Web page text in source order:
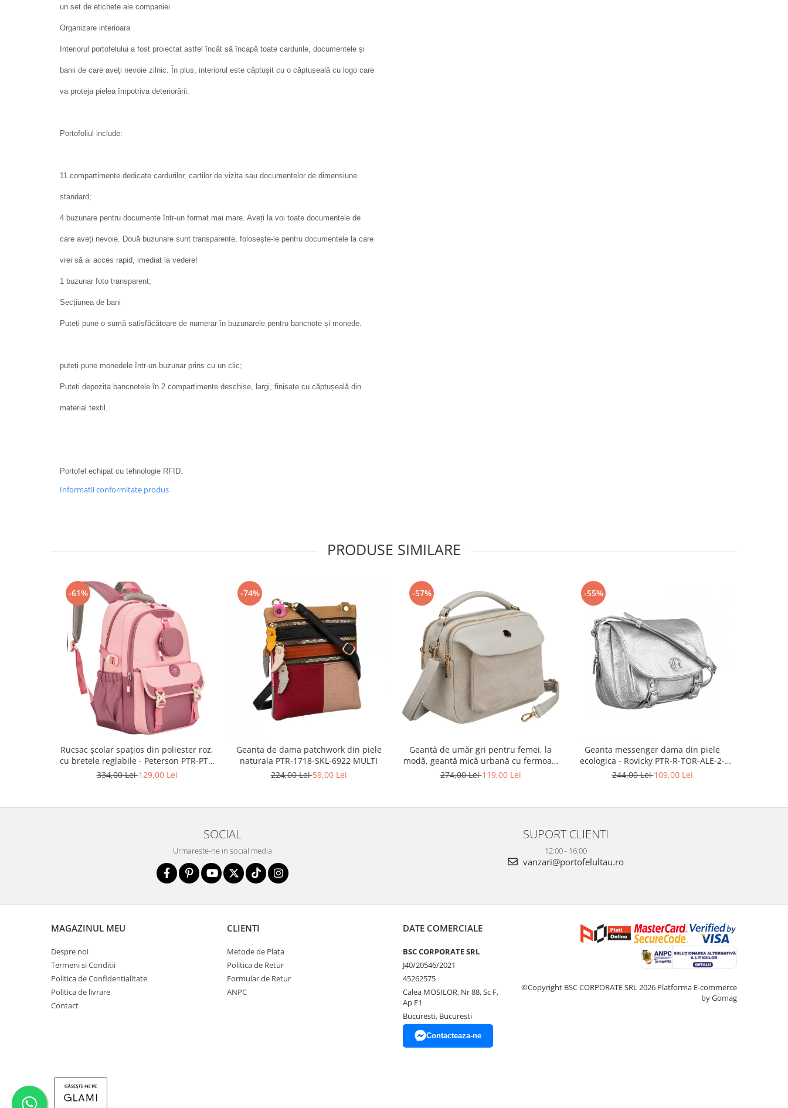
un set de etichete ale companiei
Organizare interioara
Interiorul portofelului a fost proiectat astfel încât să încapă toate cardurile, documentele și
banii de care aveți nevoie zilnic. În plus, interiorul este căptușit cu o căptușeală cu logo care
va proteja pielea împotriva deteriorării.
Portofoliul include:
11 compartimente dedicate cardurilor, cartilor de vizita sau documentelor de dimensiune
standard;
4 buzunare pentru documente într-un format mai mare. Aveți la voi toate documentele de
care aveți nevoie. Două buzunare sunt transparente, folosește-le pentru documentele la care
vrei să ai acces rapid, imediat la vedere!
1 buzunar foto transparent;
Secțiunea de bani
Puteți pune o sumă satisfăcătoare de numerar în buzunarele pentru bancnote și monede.
puteți pune monedele într-un buzunar prins cu un clic;
Puteți depozita bancnotele în 2 compartimente deschise, largi, finisate cu căptușeală din
material textil.
Portofel echipat cu tehnologie RFID.
Informatii conformitate produs
PRODUSE SIMILARE
-61%
Rucsac școlar spațios din poliester roz,
cu bretele reglabile - Peterson PTR-PTN
8610-1327 PINK
334,00 Lei129,00 Lei
-74%
Geanta de dama patchwork din piele
naturala PTR-1718-SKL-6922 MULTI
224,00 Lei59,00 Lei
-57%
Geantă de umăr gri pentru femei, la
modă, geantă mică urbană cu fermoar,
piele ecologică - Peterson PTR-PTN
274,00 Lei119,00 Lei
-55%
Geanta messenger dama din piele
ecologica - Rovicky PTR-R-TOR-ALE-2-
3776 SIL
244,00 Lei109,00 Lei
SOCIAL
Urmareste-ne in social media
SUPORT CLIENTI
12:00 - 16:00
vanzari@portofelultau.ro
MAGAZINUL MEU
Despre noi
Termeni si Conditii
Politica de Confidentialitate
Politica de livrare
Contact
CLIENTI
Metode de Plata
Politica de Retur
Formular de Retur
ANPC
DATE COMERCIALE
BSC CORPORATE SRL
J40/20546/2021
45262575
Calea MOSILOR, Nr 88, Sc F,
Ap F1
Bucuresti, Bucuresti
Contacteaza-ne
©Copyright BSC CORPORATE SRL 2026 Platforma E-commerce
by Gomag